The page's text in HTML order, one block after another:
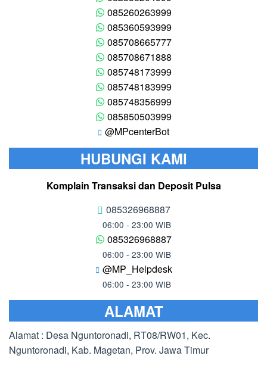
085260263999
085360593999
085708665777
085708671888
085748173999
085748183999
085748356999
085850503999
@MPcenterBot
HUBUNGI KAMI
Komplain Transaksi dan Deposit Pulsa
085326968887
06:00 - 23:00 WIB
085326968887
06:00 - 23:00 WIB
@MP_Helpdesk
06:00 - 23:00 WIB
ALAMAT
Alamat : Desa Nguntoronadi, RT08/RW01, Kec.
Nguntoronadi, Kab. Magetan, Prov. Jawa Timur